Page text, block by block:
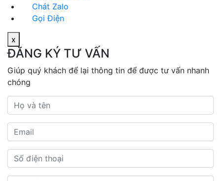
Chát Zalo
Gọi Điện
x
ĐĂNG KÝ TƯ VẤN
Giúp quý khách để lại thông tin để được tư vấn nhanh
chóng